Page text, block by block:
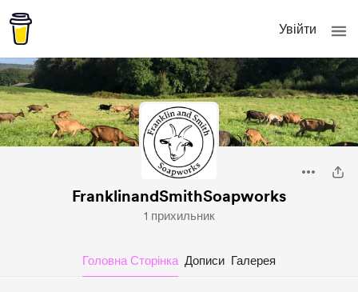
Увійти
FranklinandSmithSoapworks
1 прихильник
Головна Сторінка Дописи Галерея